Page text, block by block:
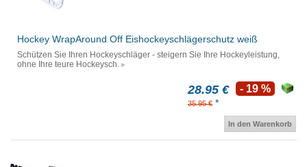
Hockey WrapAround Off Eishockeyschlägerschutz weiß
Schützen Sie Ihren Hockeyschläger - steigern Sie Ihre Hockeyleistung,
ohne Ihre teure Hockeysch.
28.95 €
35.95 € *
- 19 %
In den Warenkorb